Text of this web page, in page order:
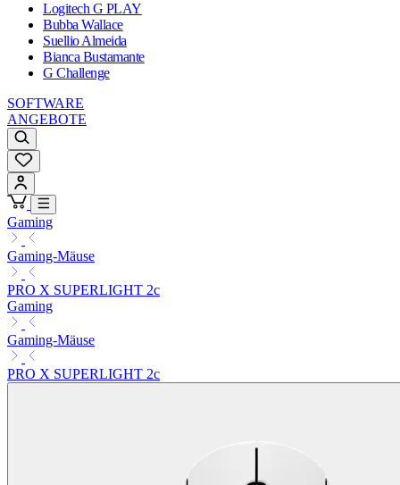
Logitech G PLAY
Bubba Wallace
Suellio Almeida
Bianca Bustamante
G Challenge
SOFTWARE
ANGEBOTE
Gaming
Gaming-Mäuse
PRO X SUPERLIGHT 2c
Gaming
Gaming-Mäuse
PRO X SUPERLIGHT 2c